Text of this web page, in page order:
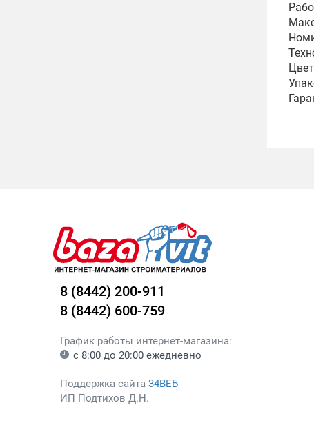
8 (8442) 200-911
8 (8442) 600-759
График работы интернет-магазина:
с 8:00 до 20:00 ежедневно
Поддержка сайта 34ВЕБ
ИП Подтихов Д.Н.